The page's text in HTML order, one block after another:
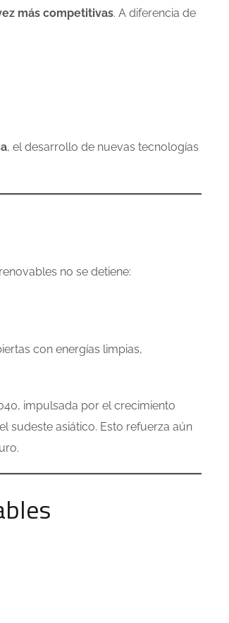
más competitivas. A diferencia de
, el desarrollo de nuevas tecnologías
no se detiene:
con energías limpias,
impulsada por el crecimiento
sudeste asiático. Esto refuerza aún